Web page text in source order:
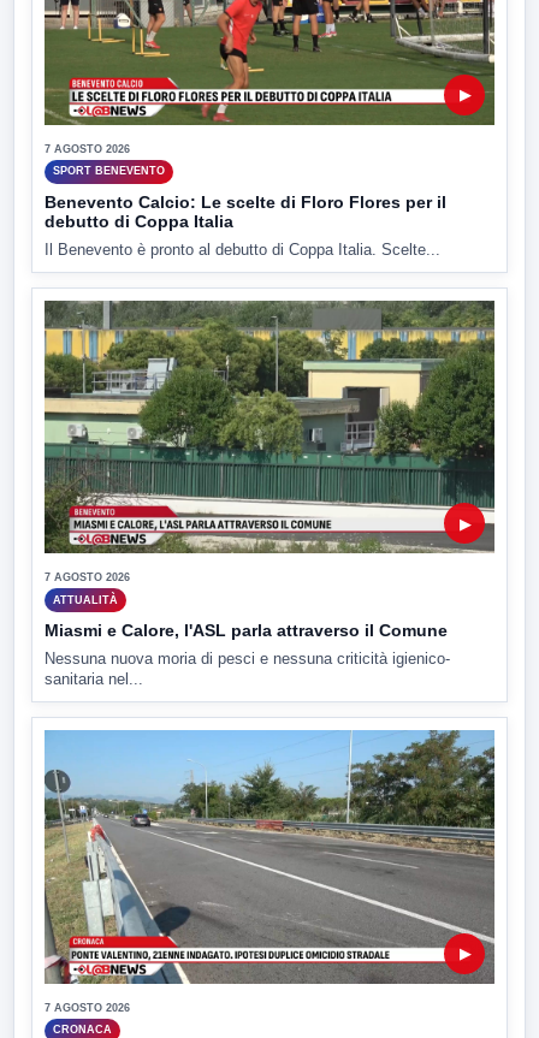
▶
7 AGOSTO 2026
SPORT BENEVENTO
Benevento Calcio: Le scelte di Floro Flores per il
debutto di Coppa Italia
Il Benevento è pronto al debutto di Coppa Italia. Scelte...
▶
7 AGOSTO 2026
ATTUALITÀ
Miasmi e Calore, l'ASL parla attraverso il Comune
Nessuna nuova moria di pesci e nessuna criticità igienico-
sanitaria nel...
▶
7 AGOSTO 2026
CRONACA